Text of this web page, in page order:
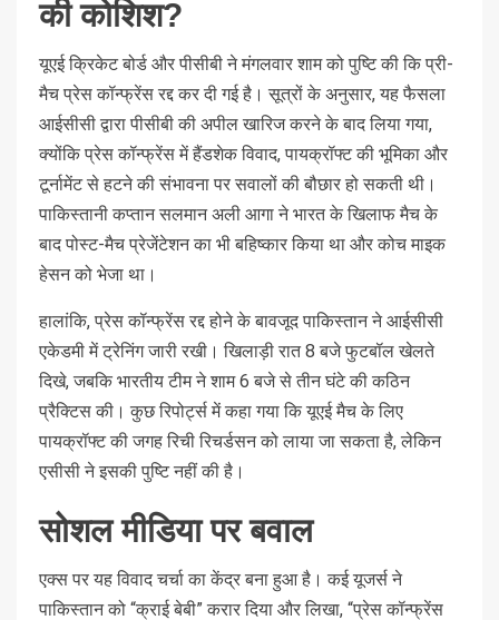
की कोशिश?
यूएई क्रिकेट बोर्ड और पीसीबी ने मंगलवार शाम को पुष्टि की कि प्री-
मैच प्रेस कॉन्फ्रेंस रद्द कर दी गई है। सूत्रों के अनुसार, यह फैसला
आईसीसी द्वारा पीसीबी की अपील खारिज करने के बाद लिया गया,
क्योंकि प्रेस कॉन्फ्रेंस में हैंडशेक विवाद, पायक्रॉफ्ट की भूमिका और
टूर्नामेंट से हटने की संभावना पर सवालों की बौछार हो सकती थी।
पाकिस्तानी कप्तान सलमान अली आगा ने भारत के खिलाफ मैच के
बाद पोस्ट-मैच प्रेजेंटेशन का भी बहिष्कार किया था और कोच माइक
हेसन को भेजा था।
हालांकि, प्रेस कॉन्फ्रेंस रद्द होने के बावजूद पाकिस्तान ने आईसीसी
एकेडमी में ट्रेनिंग जारी रखी। खिलाड़ी रात 8 बजे फुटबॉल खेलते
दिखे, जबकि भारतीय टीम ने शाम 6 बजे से तीन घंटे की कठिन
प्रैक्टिस की। कुछ रिपोर्ट्स में कहा गया कि यूएई मैच के लिए
पायक्रॉफ्ट की जगह रिची रिचर्डसन को लाया जा सकता है, लेकिन
एसीसी ने इसकी पुष्टि नहीं की है।
सोशल मीडिया पर बवाल
एक्स पर यह विवाद चर्चा का केंद्र बना हुआ है। कई यूजर्स ने
पाकिस्तान को “क्राई बेबी” करार दिया और लिखा, “प्रेस कॉन्फ्रेंस